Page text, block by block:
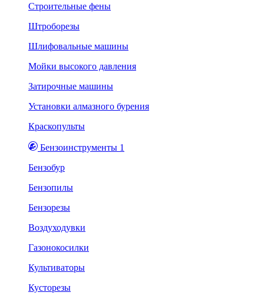
Строительные фены
Штроборезы
Шлифовальные машины
Мойки высокого давления
Затирочные машины
Установки алмазного бурения
Краскопульты
Бензоинструменты 1
Бензобур
Бензопилы
Бензорезы
Воздуходувки
Газонокосилки
Культиваторы
Кусторезы